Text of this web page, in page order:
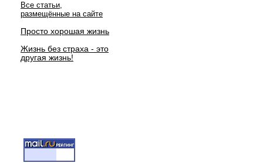
Все статьи,
размещённые на сайте
Просто хорошая жизнь
Жизнь без страха - это
другая жизнь!